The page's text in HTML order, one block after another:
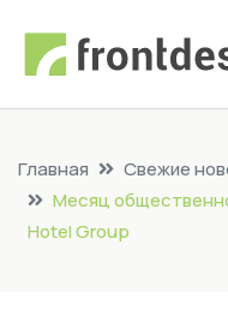
Главная
Свежие
Месяц
Hotel Group